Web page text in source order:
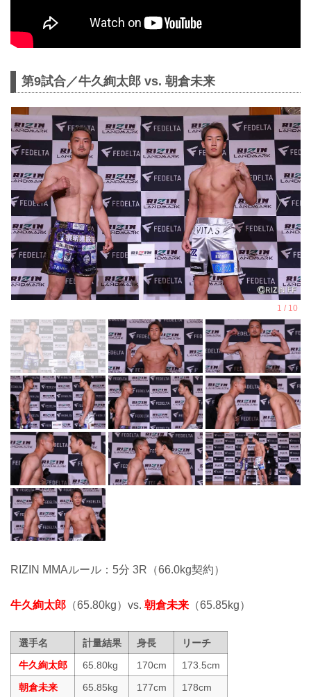
第9試合／牛久絢太郎 vs. 朝倉未来
RIZIN MMAルール：5分 3R（66.0kg契約）
牛久絢太郎 （65.80kg）vs. 朝倉未来 （65.85kg）
選手名 計量結果 身長
リーチ
牛久絢太郎
65.80kg 170cm
173.5cm
朝倉未来
65.85kg 177cm 178cm